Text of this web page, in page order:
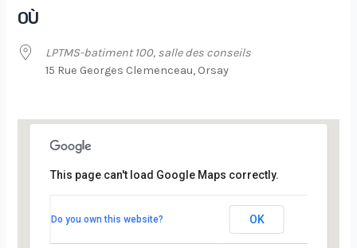
OÙ
LPTMS-batiment 100, salle des conseils
15 Rue Georges Clemenceau, Orsay
LPTMS-batiment 100, salle des conseils
15 Rue Georges Clemenceau - Orsay
This page can't load Google Maps correctly.
Do you own this website? OK